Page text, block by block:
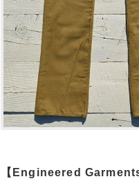
【Engineered